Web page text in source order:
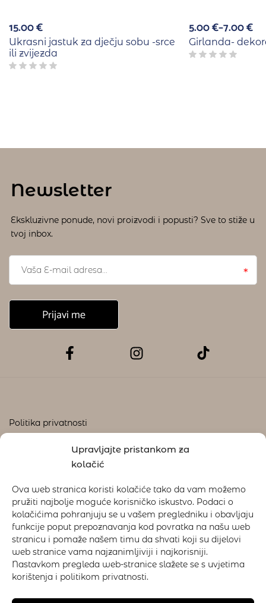
Upravljajte pristankom za
kolačić
Ova web stranica koristi kolačiće tako da vam možemo
pružiti najbolje moguće korisničko iskustvo. Podaci o
kolačićima pohranjuju se u vašem pregledniku i obavljaju
funkcije poput prepoznavanja kod povratka na našu web
stranicu i pomaže našem timu da shvati koji su dijelovi
web stranice vama najzanimljiviji i najkorisniji.
Nastavkom pregleda web-stranice slažete se s uvjetima
korištenja i politikom privatnosti.
15.00€
Ukrasni jastuk za dječju sobu -srce
ili zvijezda
5.00€–7.00€
Girlanda-
Newsletter
Ekskluzivne ponude, novi proizvodi i popusti? Sve to stiže u
tvoj inbox.
Politika privatnosti
Plaćanje
Reklamacije i povrat
Dostava